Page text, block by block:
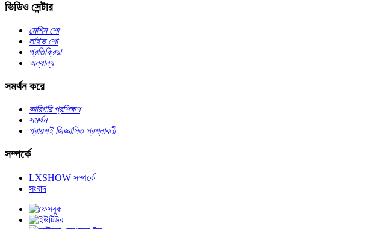
ভিডিও সেন্টার
মেশিন শো
লাইভ শো
প্রতিক্রিয়া
অন্যান্য
সমর্থন করে
কারিগরি প্রশিক্ষণ
সমর্থন
প্রায়শই জিজ্ঞাসিত প্রশ্নাবলী
সম্পর্কে
LXSHOW সম্পর্কে
সংবাদ